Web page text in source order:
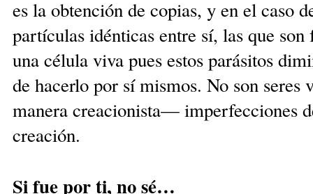
es la obtención de copias, y en el caso
partículas idénticas entre sí, las que
una célula viva pues estos parásitos
de hacerlo por sí mismos. No son
manera creacionista— imperfecciones
creación.
Si fue por ti, no sé…